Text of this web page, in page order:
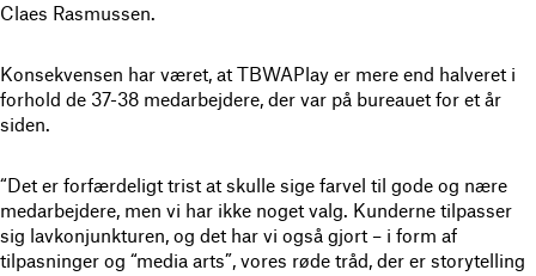
Claes Rasmussen.
Konsekvensen har været, at TBWAPlay er mere end halveret i
forhold de 37-38 medarbejdere, der var på bureauet for et år
siden.
“Det er forfærdeligt trist at skulle sige farvel til gode og nære
medarbejdere, men vi har ikke noget valg. Kunderne tilpasser
sig lavkonjunkturen, og det har vi også gjort – i form af
tilpasninger og “media arts”, vores røde tråd, der er storytelling